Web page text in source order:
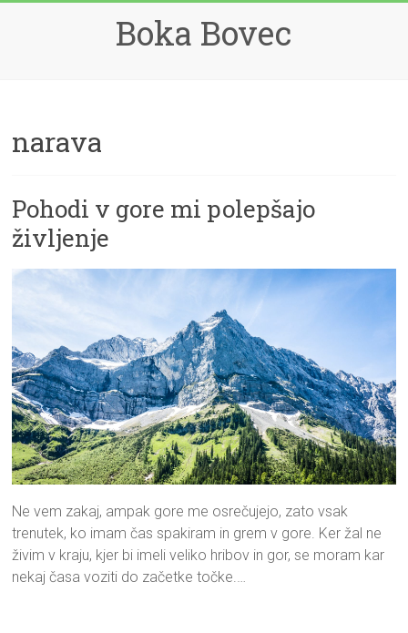
Boka Bovec
narava
Pohodi v gore mi polepšajo
življenje
Ne vem zakaj, ampak gore me osrečujejo, zato vsak
trenutek, ko imam čas spakiram in grem v gore. Ker žal ne
živim v kraju, kjer bi imeli veliko hribov in gor, se moram kar
nekaj časa voziti do začetke točke.…